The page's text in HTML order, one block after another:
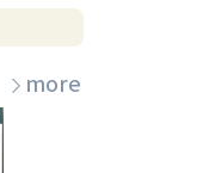
more